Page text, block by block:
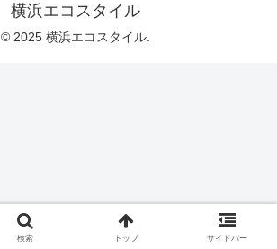
横浜エコスタイル
© 2025 横浜エコスタイル.
検索 トップ サイドバー